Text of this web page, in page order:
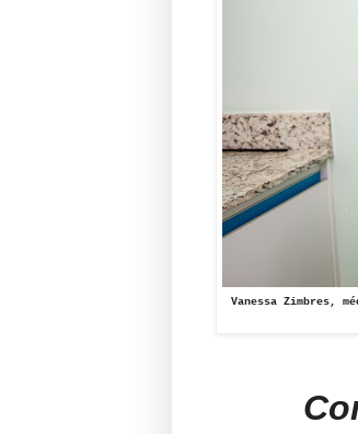
Vanessa Zimbres,